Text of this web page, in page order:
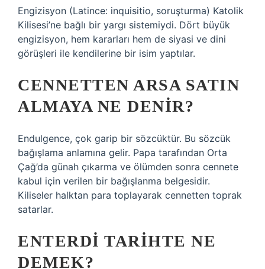
Engizisyon (Latince: inquisitio, soruşturma) Katolik
Kilisesi’ne bağlı bir yargı sistemiydi. Dört büyük
engizisyon, hem kararları hem de siyasi ve dini
görüşleri ile kendilerine bir isim yaptılar.
CENNETTEN ARSA SATIN
ALMAYA NE DENIR?
Endulgence, çok garip bir sözcüktür. Bu sözcük
bağışlama anlamına gelir. Papa tarafından Orta
Çağ’da günah çıkarma ve ölümden sonra cennete
kabul için verilen bir bağışlanma belgesidir.
Kiliseler halktan para toplayarak cennetten toprak
satarlar.
ENTERDI TARIHTE NE
DEMEK?